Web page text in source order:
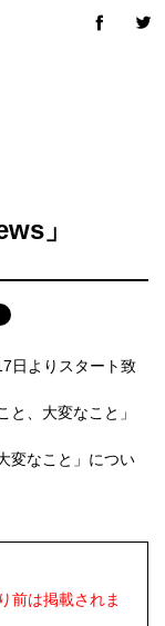
」
日よりスタート致
、大変なこと」
変なこと」につい
前は掲載されま